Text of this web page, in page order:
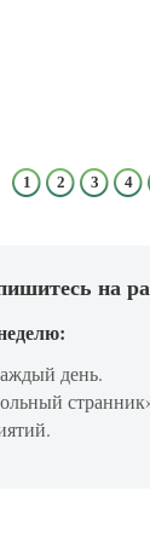
1 2 3 4
на
день.